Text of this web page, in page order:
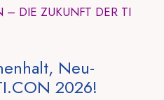
DIE ZUKUNFT DER TI
Neu-
2026!